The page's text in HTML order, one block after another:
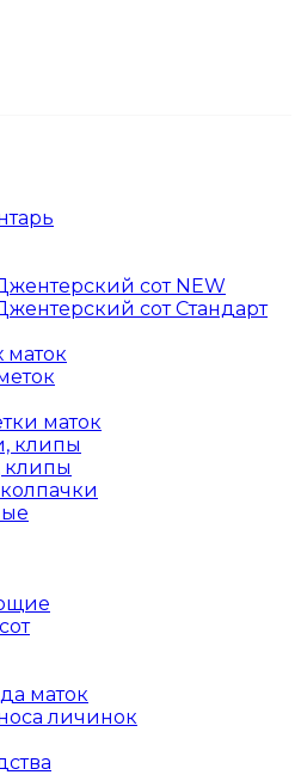
сот NEW
сот Стандарт
маток
маток
клипы
клипы
маток
личинок